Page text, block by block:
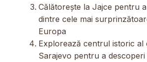
Călătorește la Jajce pentru
dintre cele mai
Europa
Explorează centrul istoric al
Sarajevo pentru a